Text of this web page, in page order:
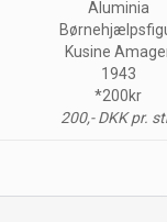
Aluminia
Kusine
1943
*200kr
200,- DKK pr.